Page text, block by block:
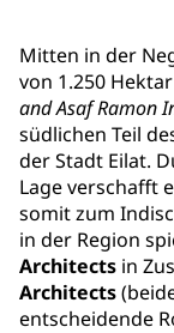
Mitten in der
von 1.250
and Asaf Ramon
südlichen Teil
der Stadt Eilat.
Lage verschafft
somit zum
in der Region
Architects in
Architects
entscheidende